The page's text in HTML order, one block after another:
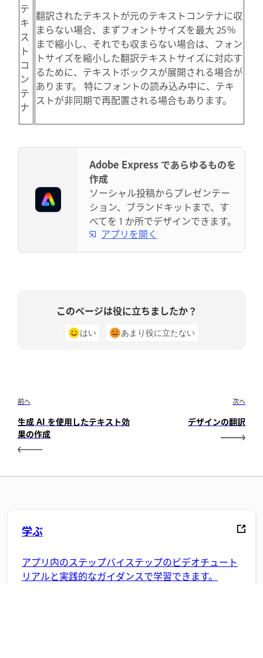
テ
キ
ス
ト
コ
ン
テ
ナ
翻訳されたテキストが元のテキストコンテナに収
まらない場合、まずフォントサイズを最大 25％
まで縮小し、それでも収まらない場合は、フォン
トサイズを縮小した翻訳テキストサイズに対応す
るために、テキストボックスが展開される場合が
あります。 特にフォントの読み込み中に、テキ
ストが非同期で再配置される場合もあります。
Adobe Express であらゆるものを
作成
ソーシャル投稿からプレゼンテー
ション、ブランドキットまで、す
べてを 1 か所でデザインできます。
アプリを開く
このページは役に立ちましたか？
はい あまり役に立たない
前へ
生成 AI を使用したテキスト効
果の作成
次へ
デザインの翻訳
学ぶ
アプリ内のステップバイステップのビデオチュート
リアルと実践的なガイダンスで学習できます。